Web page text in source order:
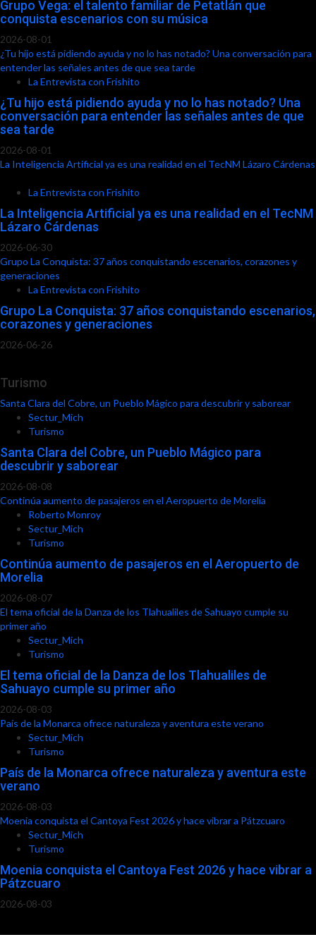
Grupo Vega: el talento familiar de Petatlán que
conquista escenarios con su música
2026-08-01
¿Tu hijo está pidiendo ayuda y no lo has notado? Una conversación para
entender las señales antes de que sea tarde
La Entrevista con Frishito
¿Tu hijo está pidiendo ayuda y no lo has notado? Una
conversación para entender las señales antes de que
sea tarde
2026-08-01
La Inteligencia Artificial ya es una realidad en el TecNM Lázaro Cárdenas
La Entrevista con Frishito
La Inteligencia Artificial ya es una realidad en el TecNM
Lázaro Cárdenas
2026-06-30
Grupo La Conquista: 37 años conquistando escenarios, corazones y
generaciones
La Entrevista con Frishito
Grupo La Conquista: 37 años conquistando escenarios,
corazones y generaciones
2026-06-26
Turismo
Santa Clara del Cobre, un Pueblo Mágico para descubrir y saborear
Sectur_Mich
Turismo
Santa Clara del Cobre, un Pueblo Mágico para
descubrir y saborear
2026-08-08
Continúa aumento de pasajeros en el Aeropuerto de Morelia
Roberto Monroy
Sectur_Mich
Turismo
Continúa aumento de pasajeros en el Aeropuerto de
Morelia
2026-08-07
El tema oficial de la Danza de los Tlahualiles de Sahuayo cumple su
primer año
Sectur_Mich
Turismo
El tema oficial de la Danza de los Tlahualiles de
Sahuayo cumple su primer año
2026-08-03
País de la Monarca ofrece naturaleza y aventura este verano
Sectur_Mich
Turismo
País de la Monarca ofrece naturaleza y aventura este
verano
2026-08-03
Moenia conquista el Cantoya Fest 2026 y hace vibrar a Pátzcuaro
Sectur_Mich
Turismo
Moenia conquista el Cantoya Fest 2026 y hace vibrar a
Pátzcuaro
2026-08-03